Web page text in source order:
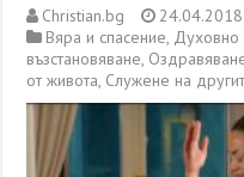
Christian.bg
24.04.2018
Вяра и спасение, Духовно
възстановяване,
от живота, Служене на